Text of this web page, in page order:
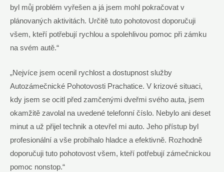
byl můj problém vyřešen a já jsem mohl pokračovat v
plánovaných aktivitách. Určitě tuto pohotovost doporučuji
všem, kteří potřebují rychlou a spolehlivou pomoc při zámku
na svém autě.“
„Nejvíce jsem ocenil rychlost a dostupnost služby
Autozámečnické Pohotovosti Prachatice. V krizové situaci,
kdy jsem se ocitl před zamčenými dveřmi svého auta, jsem
okamžitě zavolal na uvedené telefonní číslo. Nebylo ani deset
minut a už přijel technik a otevřel mi auto. Jeho přístup byl
profesionální a vše probíhalo hladce a efektivně. Rozhodně
doporučuji tuto pohotovost všem, kteří potřebují zámečnickou
pomoc nonstop.“